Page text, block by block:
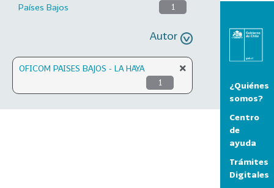
Países Bajos 1
Autor
OFICOM PAISES BAJOS - LA HAYA
1
¿Quiénes
somos?
Centro
de
ayuda
Trámites
Digitales